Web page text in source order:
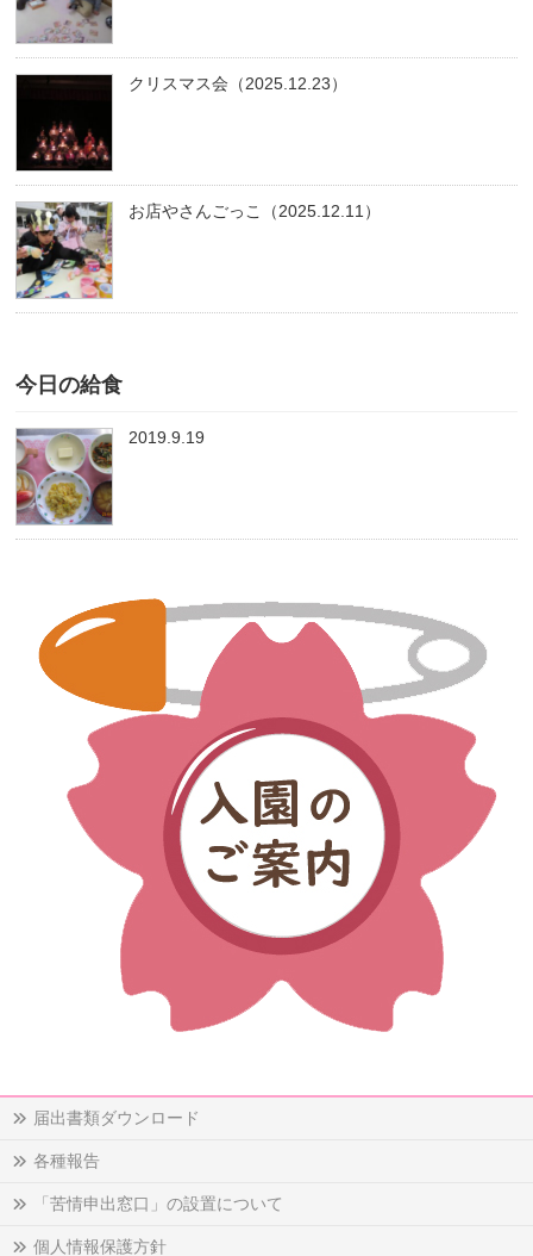
クリスマス会（2025.12.23）
お店やさんごっこ（2025.12.11）
今日の給食
2019.9.19
届出書類ダウンロード
各種報告
「苦情申出窓口」の設置について
個人情報保護方針